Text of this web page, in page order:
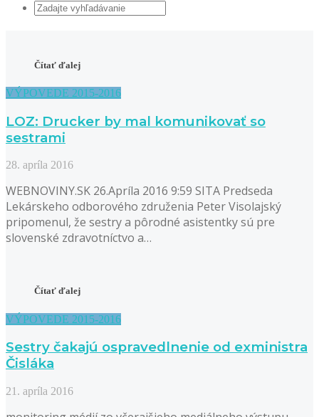
Čítať ďalej
VÝPOVEDE 2015-2016
LOZ: Drucker by mal komunikovať so
sestrami
28. apríla 2016
WEBNOVINY.SK 26.Apríla 2016 9:59 SITA Predseda
Lekárskeho odborového združenia Peter Visolajský
pripomenul, že sestry a pôrodné asistentky sú pre
slovenské zdravotníctvo a…
Čítať ďalej
VÝPOVEDE 2015-2016
Sestry čakajú ospravedlnenie od exministra
Čisláka
21. apríla 2016